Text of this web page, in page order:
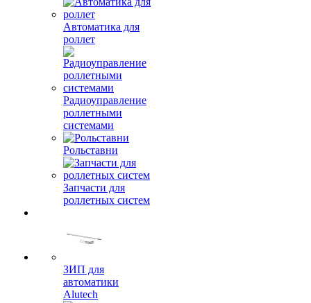
Автоматика для
роллет
Радиоуправление
роллетными
системами
Рольставни
Запчасти для
роллетных систем
ЗИП для
автоматики
Alutech